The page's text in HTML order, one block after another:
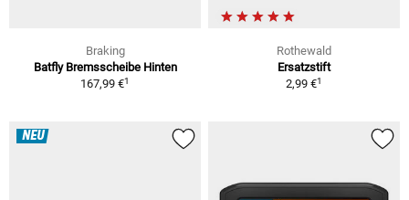
Braking
Batfly Bremsscheibe Hinten
167,99 €1
Rothewald
Ersatzstift
2,99 €1
NEU